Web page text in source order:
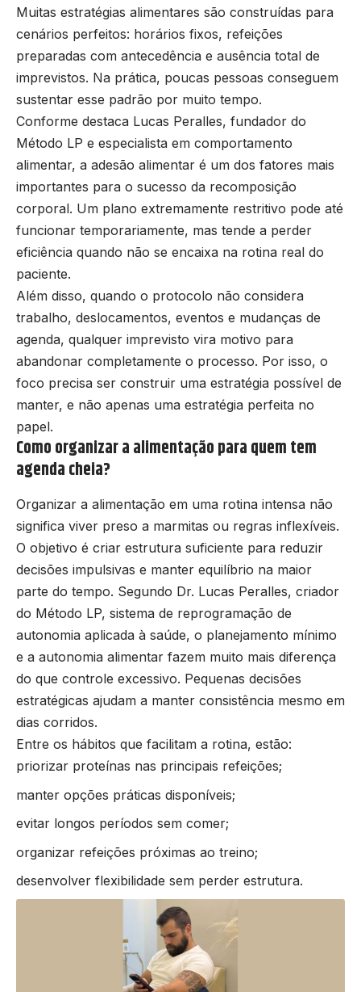
Muitas estratégias alimentares são construídas para
cenários perfeitos: horários fixos, refeições
preparadas com antecedência e ausência total de
imprevistos. Na prática, poucas pessoas conseguem
sustentar esse padrão por muito tempo.
Conforme destaca Lucas Peralles, fundador do
Método LP e especialista em comportamento
alimentar, a adesão alimentar é um dos fatores mais
importantes para o sucesso da recomposição
corporal. Um plano extremamente restritivo pode até
funcionar temporariamente, mas tende a perder
eficiência quando não se encaixa na rotina real do
paciente.
Além disso, quando o protocolo não considera
trabalho, deslocamentos, eventos e mudanças de
agenda, qualquer imprevisto vira motivo para
abandonar completamente o processo. Por isso, o
foco precisa ser construir uma estratégia possível de
manter, e não apenas uma estratégia perfeita no
papel.
Como organizar a alimentação para quem tem
agenda cheia?
Organizar a alimentação em uma rotina intensa não
significa viver preso a marmitas ou regras inflexíveis.
O objetivo é criar estrutura suficiente para reduzir
decisões impulsivas e manter equilíbrio na maior
parte do tempo. Segundo Dr. Lucas Peralles, criador
do Método LP, sistema de reprogramação de
autonomia aplicada à saúde, o planejamento mínimo
e a autonomia alimentar fazem muito mais diferença
do que controle excessivo. Pequenas decisões
estratégicas ajudam a manter consistência mesmo em
dias corridos.
Entre os hábitos que facilitam a rotina, estão:
priorizar proteínas nas principais refeições;
manter opções práticas disponíveis;
evitar longos períodos sem comer;
organizar refeições próximas ao treino;
desenvolver flexibilidade sem perder estrutura.